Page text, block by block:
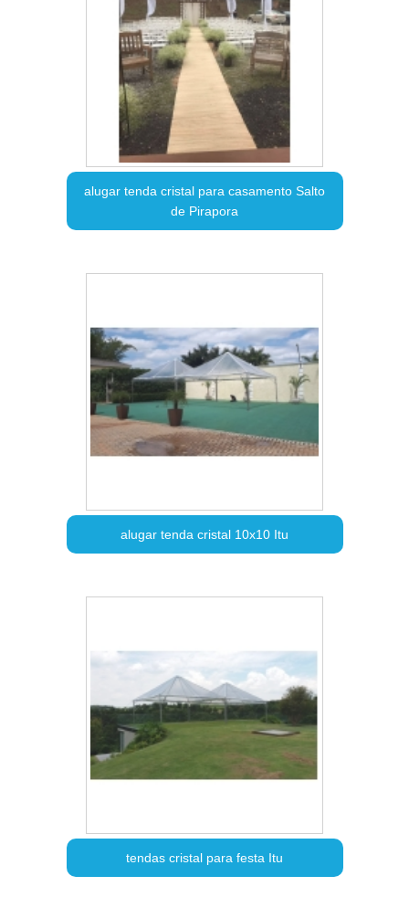
alugar tenda cristal para casamento Salto
de Pirapora
alugar tenda cristal 10x10 Itu
tendas cristal para festa Itu